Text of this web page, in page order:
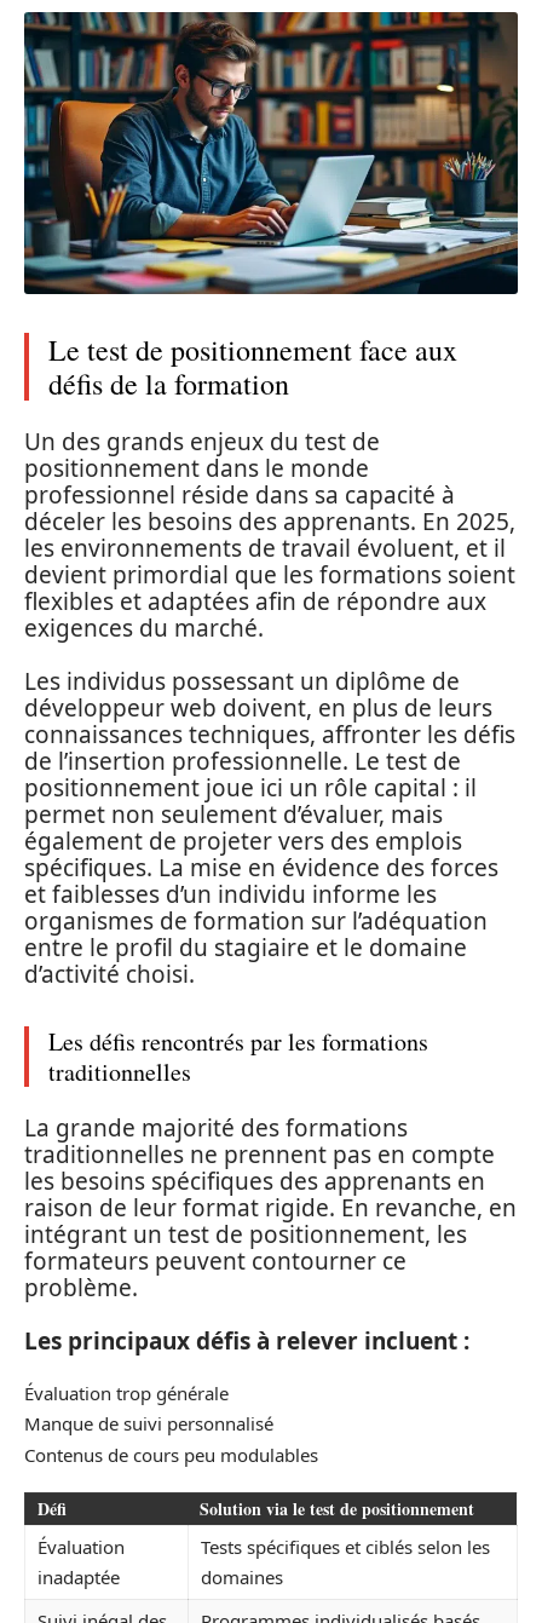
Le test de positionnement face aux
défis de la formation
Un des grands enjeux du test de
positionnement dans le monde
professionnel réside dans sa capacité à
déceler les besoins des apprenants. En 2025,
les environnements de travail évoluent, et il
devient primordial que les formations soient
flexibles et adaptées afin de répondre aux
exigences du marché.
Les individus possessant un diplôme de
développeur web doivent, en plus de leurs
connaissances techniques, affronter les défis
de l’insertion professionnelle. Le test de
positionnement joue ici un rôle capital : il
permet non seulement d’évaluer, mais
également de projeter vers des emplois
spécifiques. La mise en évidence des forces
et faiblesses d’un individu informe les
organismes de formation sur l’adéquation
entre le profil du stagiaire et le domaine
d’activité choisi.
Les défis rencontrés par les formations
traditionnelles
La grande majorité des formations
traditionnelles ne prennent pas en compte
les besoins spécifiques des apprenants en
raison de leur format rigide. En revanche, en
intégrant un test de positionnement, les
formateurs peuvent contourner ce
problème.
Les principaux défis à relever incluent :
Évaluation trop générale
Manque de suivi personnalisé
Contenus de cours peu modulables
Défi Solution via le test de positionnement
Évaluation
inadaptée
Tests spécifiques et ciblés selon les
domaines